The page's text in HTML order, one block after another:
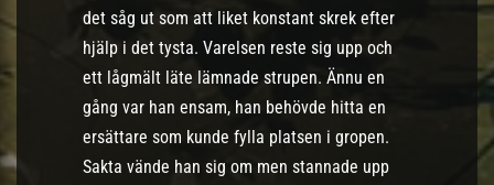
det såg ut som att liket konstant skrek efter
hjälp i det tysta. Varelsen reste sig upp och
ett lågmält läte lämnade strupen. Ännu en
gång var han ensam, han behövde hitta en
ersättare som kunde fylla platsen i gropen.
Sakta vände han sig om men stannade upp